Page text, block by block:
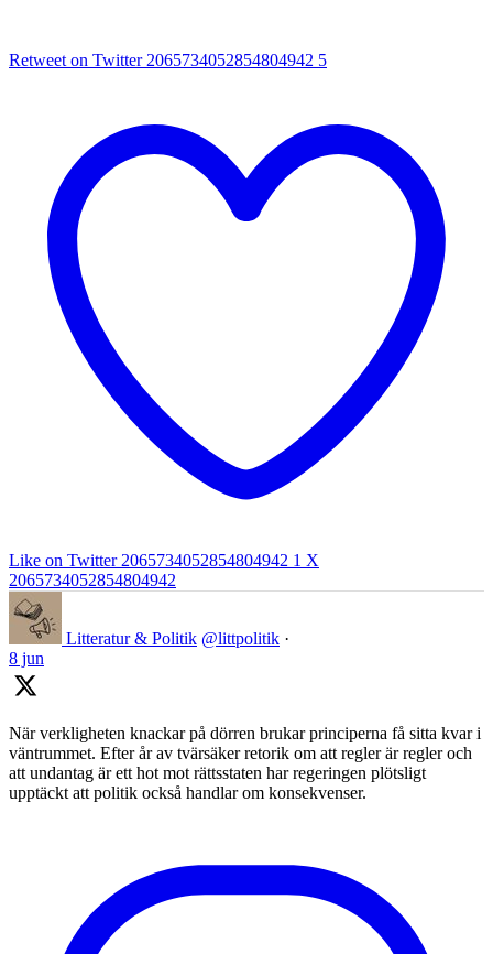
Retweet on Twitter 2065734052854804942 5
Like on Twitter 2065734052854804942 1 X
2065734052854804942
Litteratur & Politik @littpolitik ·
8 jun
När verkligheten knackar på dörren brukar principerna få sitta kvar i
väntrummet. Efter år av tvärsäker retorik om att regler är regler och
att undantag är ett hot mot rättsstaten har regeringen plötsligt
upptäckt att politik också handlar om konsekvenser.